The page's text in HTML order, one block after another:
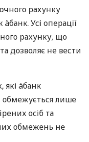
рахунку
Усі операції
рахунку, що
дозволяє не вести
які àбанк
обмежується лише
осіб та
обмежень не